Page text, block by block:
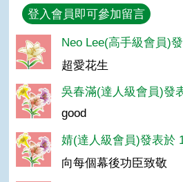
回覆
登入會員即可參加留言
Neo Lee(高手級會員)
超愛花生
吳春滿(達人級會員)發
good
婧(達人級會員)發表於
向每個幕後功臣致敬